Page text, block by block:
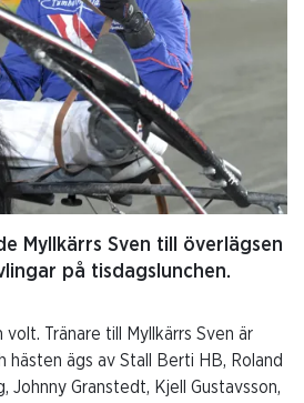
Myllkärrs Sven till överlägsen
på tisdagslunchen.
Tränare till Myllkärrs Sven är
hästen ägs av Stall Berti HB, Roland
Johnny Granstedt, Kjell Gustavsson,